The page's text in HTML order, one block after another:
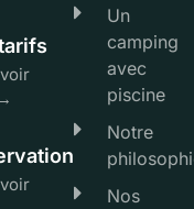
Un
camping
avec
piscine
Notre
Nos